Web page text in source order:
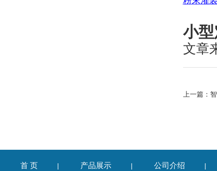
小
文章
上一篇：
首 页 | 产品展示 | 公司介绍 |